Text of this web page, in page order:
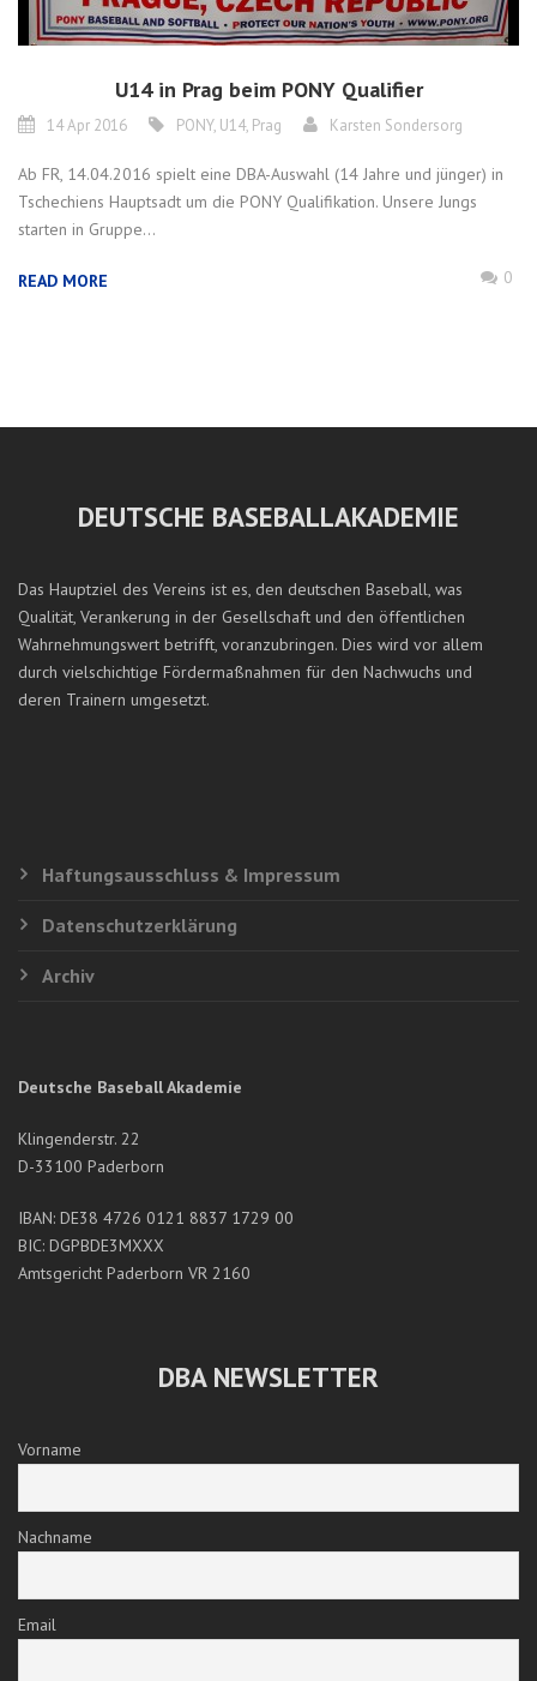
U14 in Prag beim PONY Qualifier
14 Apr 2016 PONY, U14, Prag Karsten Sondersorg
Ab FR, 14.04.2016 spielt eine DBA-Auswahl (14 Jahre und jünger) in
Tschechiens Hauptsadt um die PONY Qualifikation. Unsere Jungs
starten in Gruppe...
READ MORE 0
DEUTSCHE BASEBALLAKADEMIE
Das Hauptziel des Vereins ist es, den deutschen Baseball, was
Qualität, Verankerung in der Gesellschaft und den öffentlichen
Wahrnehmungswert betrifft, voranzubringen. Dies wird vor allem
durch vielschichtige Fördermaßnahmen für den Nachwuchs und
deren Trainern umgesetzt.
Haftungsausschluss & Impressum
Datenschutzerklärung
Archiv
Deutsche Baseball Akademie
Klingenderstr. 22
D-33100 Paderborn
IBAN: DE38 4726 0121 8837 1729 00
BIC: DGPBDE3MXXX
Amtsgericht Paderborn VR 2160
DBA NEWSLETTER
Vorname
Nachname
Email